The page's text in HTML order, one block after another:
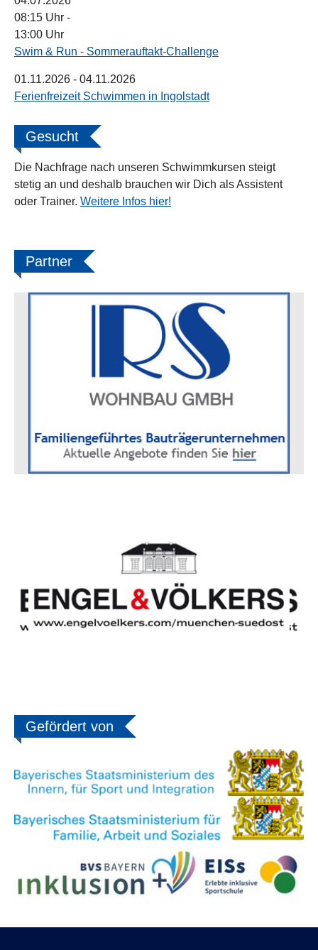
08:15 Uhr -
13:00 Uhr
Swim & Run - Sommerauftakt-Challenge
01.11.2026 - 04.11.2026
Ferienfreizeit Schwimmen in Ingolstadt
Gesucht
Die Nachfrage nach unseren Schwimmkursen steigt
stetig an und deshalb brauchen wir Dich als Assistent
oder Trainer. Weitere Infos hier!
Partner
Gefördert von